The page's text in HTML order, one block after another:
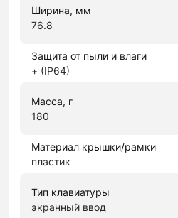
Ширина, мм
76.8
Защита от пыли и влаги
+ (IP64)
Масса, г
180
Материал крышки/рамки
пластик
Тип клавиатуры
экранный ввод